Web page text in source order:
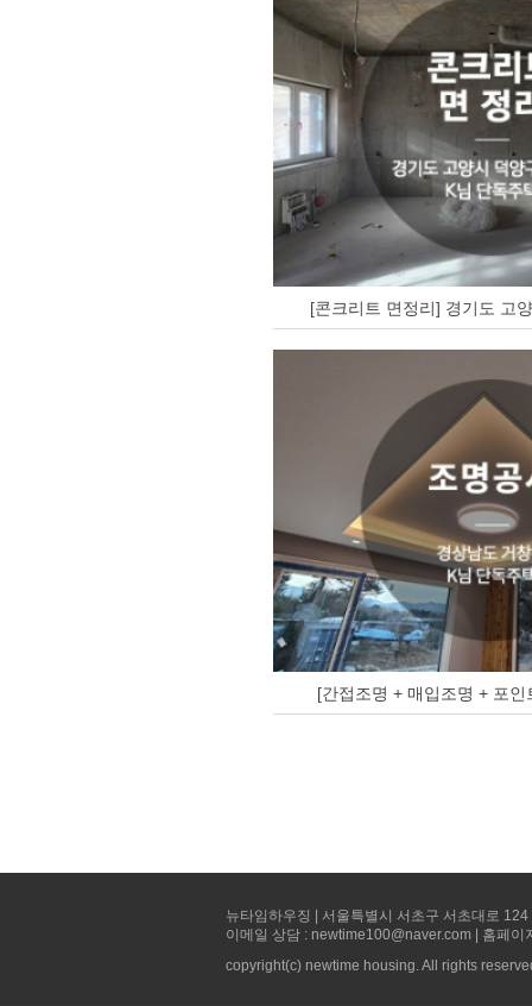
[콘크리트 면정리] 경기도 고
[간접조명 + 매입조명 + 포
뉴타임하우징 | 서울특별시 서초구 서초대로
이메일 상담 : newtime100@naver.com | 홈페
copyright(c) newtime housing. All rights